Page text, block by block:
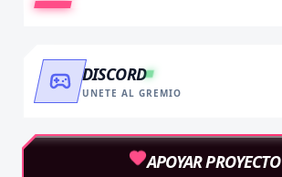
DISCORD
UNETE AL GREMIO
APOYAR PROYECTO